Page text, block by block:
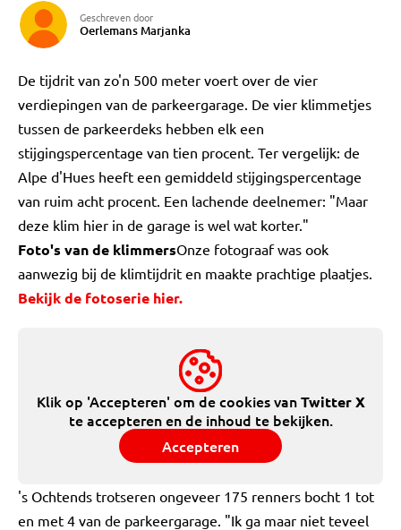
Geschreven door
Oerlemans Marjanka
De tijdrit van zo'n 500 meter voert over de vier
verdiepingen van de parkeergarage. De vier klimmetjes
tussen de parkeerdeks hebben elk een
stijgingspercentage van tien procent. Ter vergelijk: de
Alpe d'Hues heeft een gemiddeld stijgingspercentage
van ruim acht procent. Een lachende deelnemer: "Maar
deze klim hier in de garage is wel wat korter."
Foto's van de klimmersOnze fotograaf was ook
aanwezig bij de klimtijdrit en maakte prachtige plaatjes.
Bekijk de fotoserie hier.
Klik op 'Accepteren' om de cookies vanTwitter X
te accepteren en de inhoud te bekijken.
Accepteren
's Ochtends trotseren ongeveer 175 renners bocht 1 tot
en met 4 van de parkeergarage. "Ik ga maar niet teveel